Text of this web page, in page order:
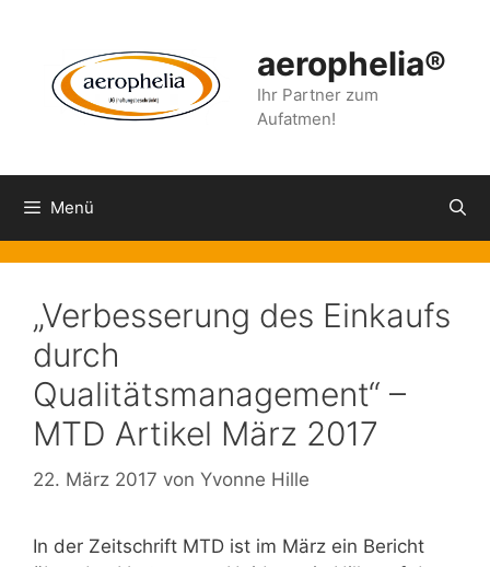
springen
aerophelia®
Ihr Partner zum
Aufatmen!
Menü
„Verbesserung des Einkaufs
durch
Qualitätsmanagement“ –
MTD Artikel März 2017
22. März 2017 von Yvonne Hille
In der Zeitschrift MTD ist im März ein Bericht